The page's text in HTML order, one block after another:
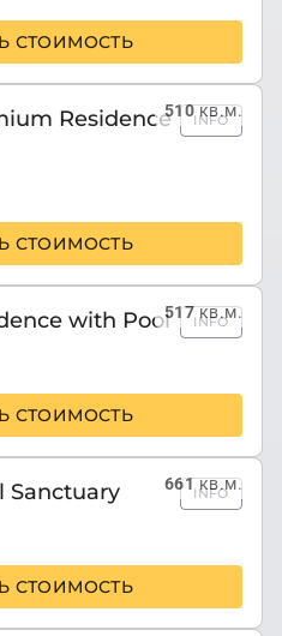
СТОИМОСТЬ
510кв.м.
Residence
INFO
СТОИМОСТЬ
517кв.м.
with Pool INFO
СТОИМОСТЬ
661кв.м.
Sanctuary INFO
СТОИМОСТЬ